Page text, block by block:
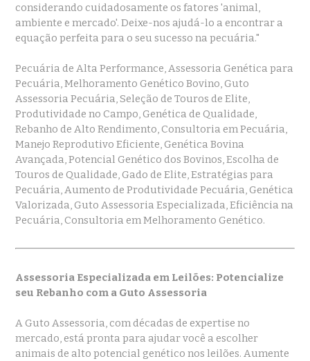
considerando cuidadosamente os fatores 'animal,
ambiente e mercado'. Deixe-nos ajudá-lo a encontrar a
equação perfeita para o seu sucesso na pecuária."
Pecuária de Alta Performance, Assessoria Genética para
Pecuária, Melhoramento Genético Bovino, Guto
Assessoria Pecuária, Seleção de Touros de Elite,
Produtividade no Campo, Genética de Qualidade,
Rebanho de Alto Rendimento, Consultoria em Pecuária,
Manejo Reprodutivo Eficiente, Genética Bovina
Avançada, Potencial Genético dos Bovinos, Escolha de
Touros de Qualidade, Gado de Elite, Estratégias para
Pecuária, Aumento de Produtividade Pecuária, Genética
Valorizada, Guto Assessoria Especializada, Eficiência na
Pecuária, Consultoria em Melhoramento Genético.
Assessoria Especializada em Leilões: Potencialize
seu Rebanho com a Guto Assessoria
A Guto Assessoria, com décadas de expertise no
mercado, está pronta para ajudar você a escolher
animais de alto potencial genético nos leilões. Aumente